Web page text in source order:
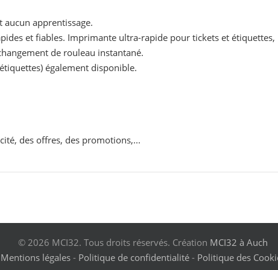
apprentissage.
et fiables. Imprimante ultra-rapide pour tickets et étiquettes,
de rouleau instantané.
également disponible.
des offres, des promotions,...
© 2026 MCI32. Tous droits réservés. Création MCI32 à Auch
Mentions légales- Politique de confidentialité- Politique des